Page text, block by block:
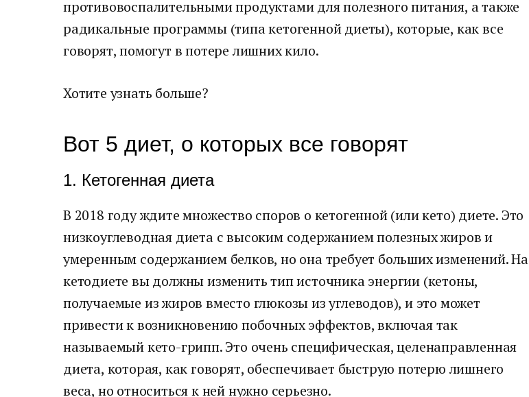
противовоспалительными продуктами для полезного питания, а также
радикальные программы (типа кетогенной диеты), которые, как все
говорят, помогут в потере лишних кило.
Хотите узнать больше?
Вот 5 диет, о которых все говорят
1. Кетогенная диета
В 2018 году ждите множество споров о кетогенной (или кето) диете. Это
низкоуглеводная диета с высоким содержанием полезных жиров и
умеренным содержанием белков, но она требует больших изменений. На
кетодиете вы должны изменить тип источника энергии (кетоны,
получаемые из жиров вместо глюкозы из углеводов), и это может
привести к возникновению побочных эффектов, включая так
называемый кето-грипп. Это очень специфическая, целенаправленная
диета, которая, как говорят, обеспечивает быструю потерю лишнего
веса, но относиться к ней нужно серьезно.